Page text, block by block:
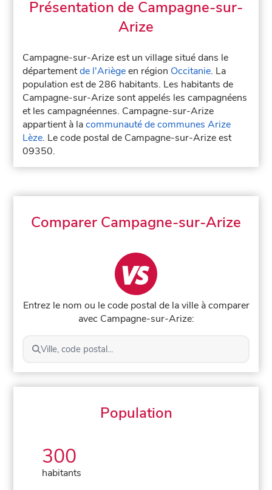
Présentation de Campagne-sur-
Arize
Campagne-sur-Arize est un village situé dans le
départementde l'Ariègeen région Occitanie. La
population est de 286 habitants. Les habitants de
Campagne-sur-Arize sont appelés les campagnéens
et les campagnéennes. Campagne-sur-Arize
appartient à lacommunauté de communes Arize
Lèze. Le code postal de Campagne-sur-Arize est
09350.
Comparer Campagne-sur-Arize
Entrez le nom ou le code postal de la ville à comparer
avec Campagne-sur-Arize:
Ville, code postal...
Population
300
habitants